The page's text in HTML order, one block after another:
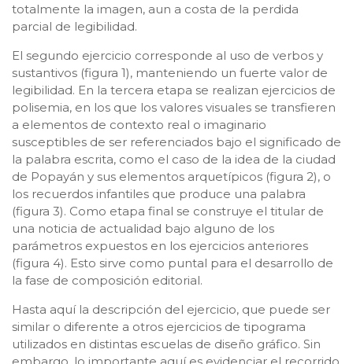
totalmente la imagen, aun a costa de la perdida
parcial de legibilidad.
El segundo ejercicio corresponde al uso de verbos y
sustantivos (figura 1), manteniendo un fuerte valor de
legibilidad. En la tercera etapa se realizan ejercicios de
polisemia, en los que los valores visuales se transfieren
a elementos de contexto real o imaginario
susceptibles de ser referenciados bajo el significado de
la palabra escrita, como el caso de la idea de la ciudad
de Popayán y sus elementos arquetípicos (figura 2), o
los recuerdos infantiles que produce una palabra
(figura 3). Como etapa final se construye el titular de
una noticia de actualidad bajo alguno de los
parámetros expuestos en los ejercicios anteriores
(figura 4). Esto sirve como puntal para el desarrollo de
la fase de composición editorial.
Hasta aquí la descripción del ejercicio, que puede ser
similar o diferente a otros ejercicios de tipograma
utilizados en distintas escuelas de diseño gráfico. Sin
embargo, lo importante aquí es evidenciar el recorrido